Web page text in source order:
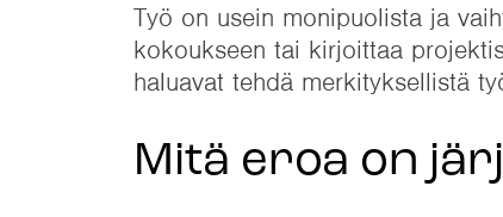
Työ on usein monipuolista ja
kokoukseen tai kirjoittaa
haluavat tehdä merkityksellistä
Mitä eroa on